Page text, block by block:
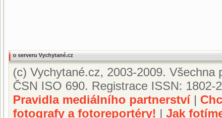
o serveru Vychytané.cz
(c) Vychytané.cz, 2003-2009.
ČSN ISO 690. Registrace ISSN: 1802-
Pravidla mediálního partnerství|
fotografy a fotoreportéry! | Jak